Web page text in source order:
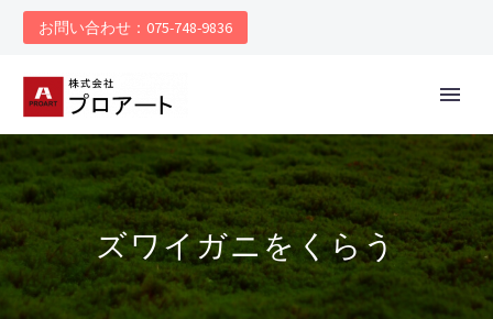
お問い合わせ：075-748-9836
ズワイガニをくらう